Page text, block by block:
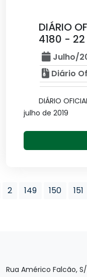
DIÁRIO
4180 - 22
Julho/
Diário
DIÁRIO
julho de 2019
2 149 150 151
Rua Américo Falcão,